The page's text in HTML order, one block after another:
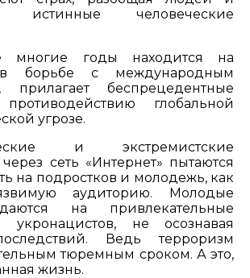
истинные человеческие
многие годы находится на
борьбе с международным
прилагает беспрецедентные
глобальной
угрозе.
и экстремистские
сеть «Интернет» пытаются
на подростков и молодежь, как
аудиторию. Молодые
на привлекательные
укронацистов, не осознавая
Ведь терроризм
тюремным сроком. А это,
жизнь.